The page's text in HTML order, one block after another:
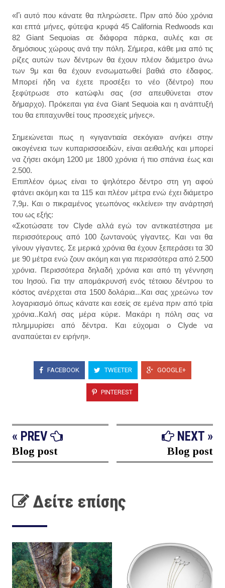
«Γι αυτό που κάνατε θα πληρώσετε. Πριν από δύο χρόνια
και επτά μήνες, φύτεψα κρυφά 45 California Redwoods και
82 Giant Sequoias σε διάφορα πάρκα, αυλές και σε
δημόσιους χώρους ανά την πόλη. Σήμερα, κάθε μια από τις
ρίζες αυτών των δέντρων θα έχουν πλέον διάμετρο άνω
των 9μ και θα έχουν ενσωματωθεί βαθιά στο έδαφος.
Μπορεί ήδη να έχετε προσέξει το νέο (δέντρο) που
ξεφύτρωσε στο κατώφλι σας (σσ απευθύνεται στον
δήμαρχο). Πρόκειται για ένα Giant Sequoia και η ανάπτυξή
του θα επιταχυνθεί τους προσεχείς μήνες».
Σημειώνεται πως η «γιγαντιαία σεκόγια» ανήκει στην
οικογένεια των κυπαρισσοειδών, είναι αειθαλής και μπορεί
να ζήσει ακόμη 1200 με 1800 χρόνια ή πιο σπάνια έως και
2.500.
Επιπλέον όμως είναι το ψηλότερο δέντρο στη γη αφού
φτάνει ακόμη και τα 115 και πλέον μέτρα ενώ έχει διάμετρο
7,9μ. Και ο πικραμένος γεωπόνος «κλείνει» την ανάρτησή
του ως εξής:
«Σκοτώσατε τον Clyde αλλά εγώ τον αντικατέστησα με
περισσότερους από 100 ζωντανούς γίγαντες. Και ναι θα
γίνουν γίγαντες. Σε μερικά χρόνια θα έχουν ξεπεράσει τα 30
με 90 μέτρα ενώ ζουν ακόμη και για περισσότερα από 2.500
χρόνια. Περισσότερα δηλαδή χρόνια και από τη γέννηση
του Ιησού. Για την απομάκρυνσή ενός τέτοιου δέντρου το
κόστος ανέρχεται στα 1500 δολάρια...Και σας χρεώνω τον
λογαριασμό όπως κάνατε και εσείς σε εμένα πριν από τρία
χρόνια..Καλή σας μέρα κύριε. Μακάρι η πόλη σας να
πλημμυρίσει από δέντρα. Και εύχομαι ο Clyde να
αναπαύεται εν ειρήνη».
FACEBOOK TWEETER GOOGLE+
PINTEREST
« PREV
Blog post
NEXT »
Blog post
Δείτε επίσης